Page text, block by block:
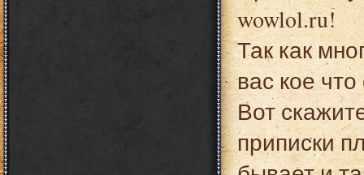
wowlol.ru!
Так как
вас кое
Вот
приписки